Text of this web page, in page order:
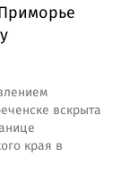
вскрыта
края в